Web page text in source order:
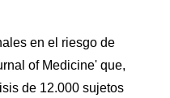
en el riesgo de
of Medicine' que,
de 12.000 sujetos